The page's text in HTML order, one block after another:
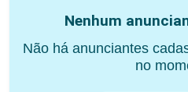
Nenhum
Não há anunciantes
no